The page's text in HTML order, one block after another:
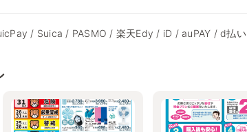
/ Suica / PASMO / 楽天Edy / iD / auPAY / d払い